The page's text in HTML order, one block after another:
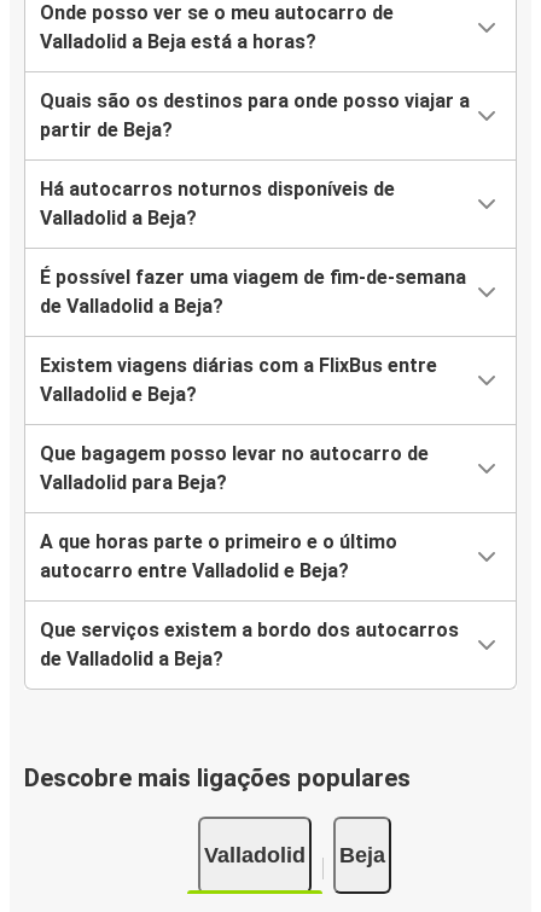
Onde posso ver se o meu autocarro de
Valladolid a Beja está a horas?
Quais são os destinos para onde posso viajar a
partir de Beja?
Há autocarros noturnos disponíveis de
Valladolid a Beja?
É possível fazer uma viagem de fim-de-semana
de Valladolid a Beja?
Existem viagens diárias com a FlixBus entre
Valladolid e Beja?
Que bagagem posso levar no autocarro de
Valladolid para Beja?
A que horas parte o primeiro e o último
autocarro entre Valladolid e Beja?
Que serviços existem a bordo dos autocarros
de Valladolid a Beja?
Descobre mais ligações populares
Valladolid Beja